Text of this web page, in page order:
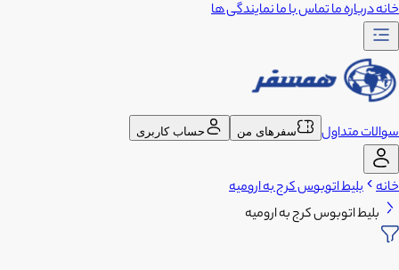
خانهدرباره ماتماس با مانمایندگی ها
سوالات متداول سفرهای من حساب کاربری
خانه بلیط اتوبوس کرج به ارومیه
بلیط اتوبوس کرج به ارومیه